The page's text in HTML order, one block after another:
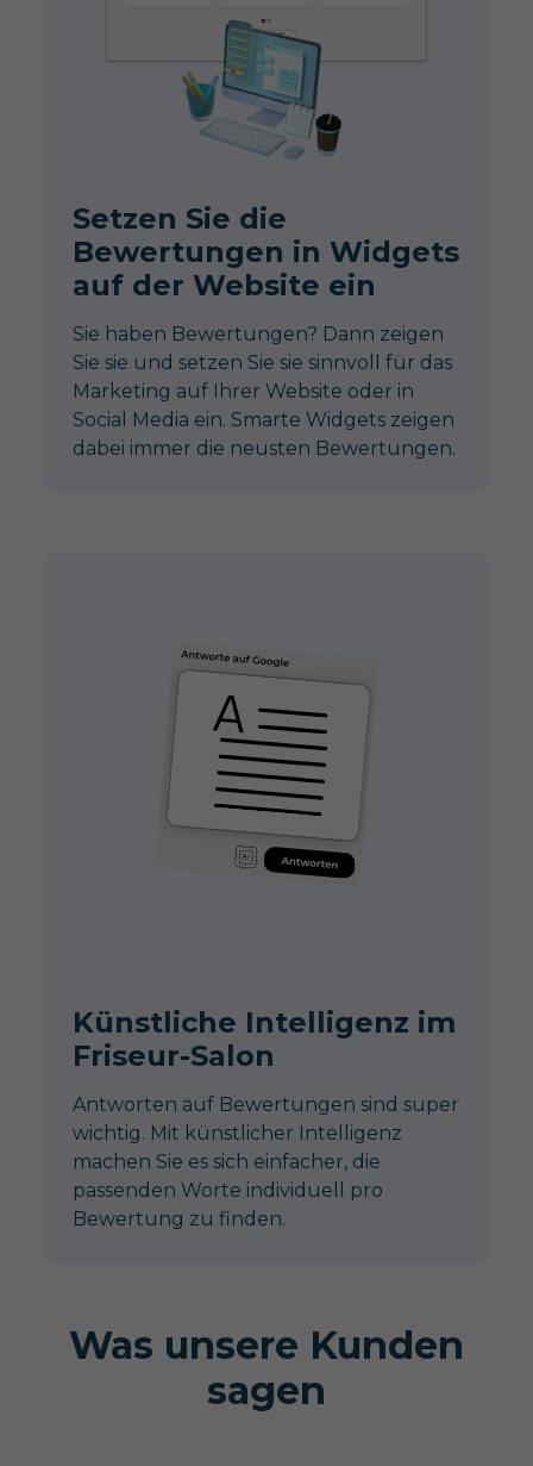
Setzen Sie die
Bewertungen in Widgets
auf der Website ein
Sie haben Bewertungen? Dann zeigen
Sie sie und setzen Sie sie sinnvoll für das
Marketing auf Ihrer Website oder in
Social Media ein. Smarte Widgets zeigen
dabei immer die neusten Bewertungen.
Künstliche Intelligenz im
Friseur-Salon
Antworten auf Bewertungen sind super
wichtig. Mit künstlicher Intelligenz
machen Sie es sich einfacher, die
passenden Worte individuell pro
Bewertung zu finden.
Was unsere Kunden
sagen